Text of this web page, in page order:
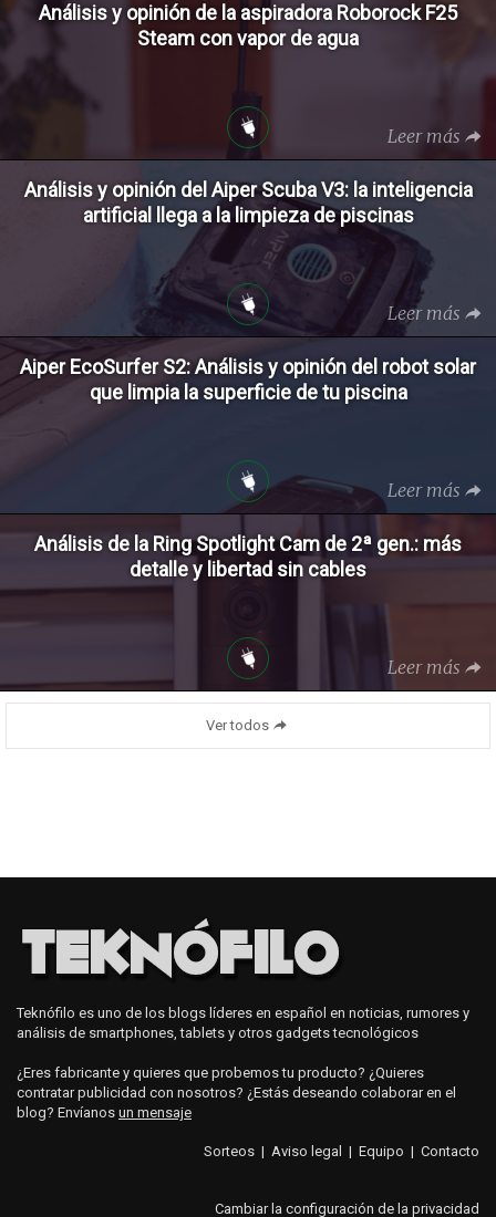
Análisis y opinión de la aspiradora Roborock F25
Steam con vapor de agua
Leer más
Análisis y opinión del Aiper Scuba V3: la inteligencia
artificial llega a la limpieza de piscinas
Leer más
Aiper EcoSurfer S2: Análisis y opinión del robot solar
que limpia la superficie de tu piscina
Leer más
Análisis de la Ring Spotlight Cam de 2ª gen.: más
detalle y libertad sin cables
Leer más
Ver todos
Teknófilo es uno de los blogs líderes en español en noticias, rumores y
análisis de smartphones, tablets y otros gadgets tecnológicos
¿Eres fabricante y quieres que probemos tu producto? ¿Quieres
contratar publicidad con nosotros? ¿Estás deseando colaborar en el
blog? Envíanos un mensaje
Sorteos | Aviso legal | Equipo | Contacto
Cambiar la configuración de la privacidad